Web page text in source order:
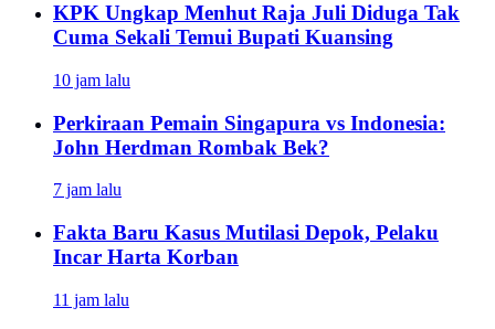
KPK Ungkap Menhut Raja Juli Diduga Tak
Cuma Sekali Temui Bupati Kuansing
10 jam lalu
Perkiraan Pemain Singapura vs Indonesia:
John Herdman Rombak Bek?
7 jam lalu
Fakta Baru Kasus Mutilasi Depok, Pelaku
Incar Harta Korban
11 jam lalu